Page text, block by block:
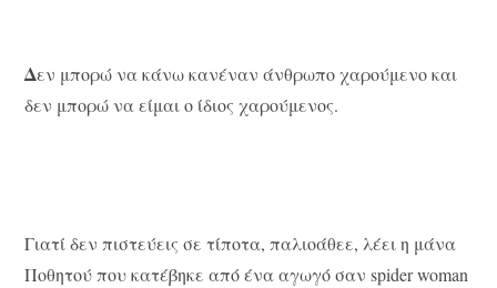
Δεν μπορώ να κάνω κανέναν άνθρωπο χαρούμενο και
δεν μπορώ να είμαι ο ίδιος χαρούμενος.
Γιατί δεν πιστεύεις σε τίποτα, παλιοάθεε, λέει η μάνα
Ποθητού που κατέβηκε από ένα αγωγό σαν spider woman